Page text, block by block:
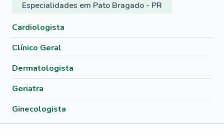
Especialidades em Pato Bragado - PR
Cardiologista
Clínico Geral
Dermatologista
Geriatra
Ginecologista